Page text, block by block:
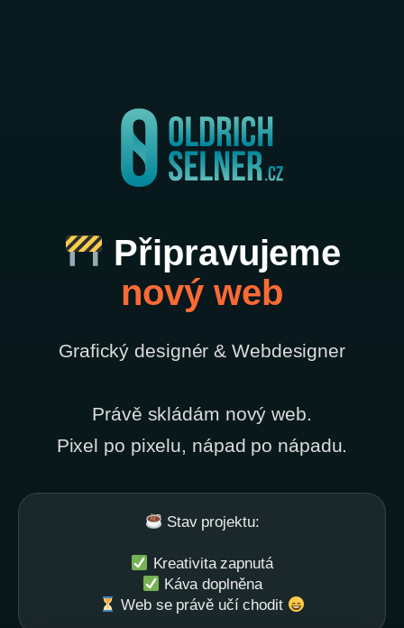
Připravujeme
nový web
Grafický designér & Webdesigner
Právě skládám nový web.
Pixel po pixelu, nápad po nápadu.
Stav projektu:
Kreativita zapnutá
Káva doplněna
Web se právě učí chodit